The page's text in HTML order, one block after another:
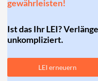
gewährleisten!
Ist das Ihr LEI?
unkompliziert.
LEI erneuern